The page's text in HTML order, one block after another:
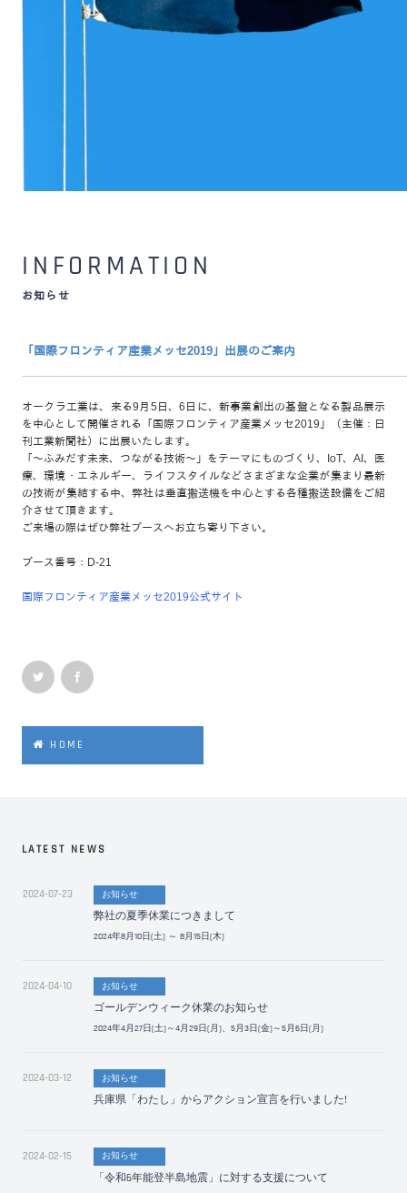
INFORMATION
お知らせ
「国際フロンティア産業メッセ2019」出展のご案内
オークラ工業は、来る9月5日、6日に、新事業創出の基盤となる製品展示
を中心として開催される「国際フロンティア産業メッセ2019」（主催：日
刊工業新聞社）に出展いたします。
「～ふみだす未来、つながる技術～」をテーマにものづくり、IoT、AI、医
療、環境・エネルギー、ライフスタイルなどさまざまな企業が集まり最新
の技術が集結する中、弊社は垂直搬送機を中心とする各種搬送設備をご紹
介させて頂きます。
ご来場の際はぜひ弊社ブースへお立ち寄り下さい。
ブース番号：D-21
国際フロンティア産業メッセ2019公式サイト
HOME
LATEST NEWS
2024-07-23 お知らせ
弊社の夏季休業につきまして
2024年8月10日(土) ～ 8月15日(木)
2024-04-10 お知らせ
ゴールデンウィーク休業のお知らせ
2024年4月27日(土)～4月29日(月)、5月3日(金)～5月6日(月)
2024-03-12 お知らせ
兵庫県「わたし」からアクション宣言を行いました!
2024-02-15 お知らせ
「令和6年能登半島地震」に対する支援について